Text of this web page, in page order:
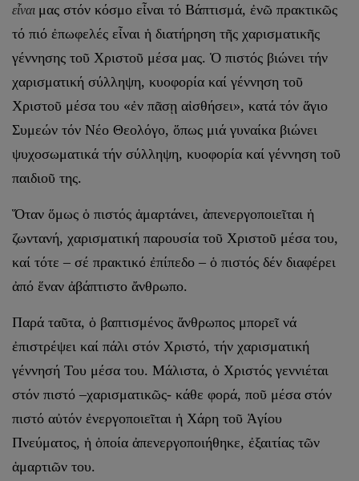
εἶναι μας στόν κόσμο εἶναι τό Βάπτισμά, ἐνῶ πρακτικῶς
τό πιό ἐπωφελές εἶναι ἡ διατήρηση τῆς χαρισματικῆς
γέννησης τοῦ Χριστοῦ μέσα μας. Ὁ πιστός βιώνει τήν
χαρισματική σύλληψη, κυοφορία καί γέννηση τοῦ
Χριστοῦ μέσα του «ἐν πᾶσῃ αἰσθήσει», κατά τόν ἅγιο
Συμεών τόν Νέο Θεολόγο, ὅπως μιά γυναίκα βιώνει
ψυχοσωματικά τήν σύλληψη, κυοφορία καί γέννηση τοῦ
παιδιοῦ της.
Ὅταν ὅμως ὁ πιστός ἁμαρτάνει, ἀπενεργοποιεῖται ἡ
ζωντανή, χαρισματική παρουσία τοῦ Χριστοῦ μέσα του,
καί τότε – σέ πρακτικό ἐπίπεδο – ὁ πιστός δέν διαφέρει
ἀπό ἕναν ἀβάπτιστο ἄνθρωπο.
Παρά ταῦτα, ὁ βαπτισμένος ἄνθρωπος μπορεῖ νά
ἐπιστρέψει καί πάλι στόν Χριστό, τήν χαρισματική
γέννησή Του μέσα του. Μάλιστα, ὁ Χριστός γεννιέται
στόν πιστό –χαρισματικῶς- κάθε φορά, ποῦ μέσα στόν
πιστό αὐτόν ἐνεργοποιεῖται ἡ Χάρη τοῦ Ἁγίου
Πνεύματος, ἡ ὁποία ἀπενεργοποιήθηκε, ἐξαιτίας τῶν
ἁμαρτιῶν του.